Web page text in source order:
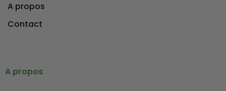
A propos
A propos
Contact